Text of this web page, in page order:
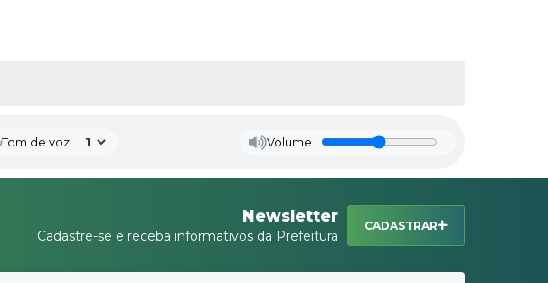
Tom de voz: Volume
Newsletter
Cadastre-se e receba informativos da Prefeitura
CADASTRAR